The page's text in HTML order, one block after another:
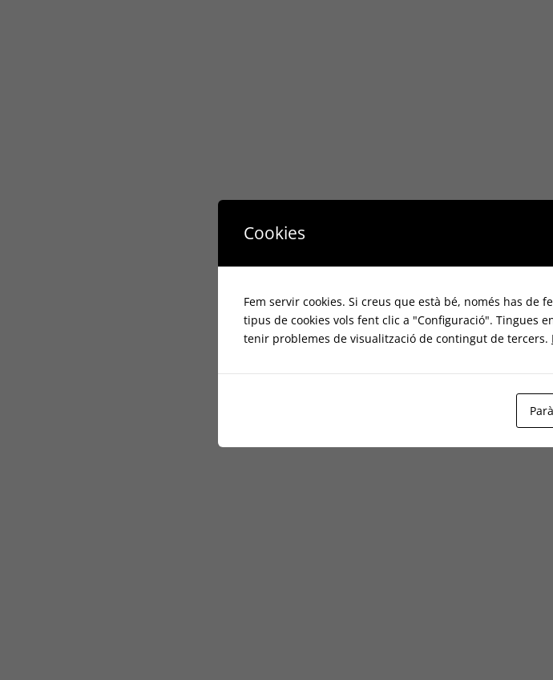
Cookies
Fem servir cookies. Si creus que està bé, només has
tipus de cookies vols fent clic a "Configuració". Tingues
tenir problemes de visualització de contingut de tercers.